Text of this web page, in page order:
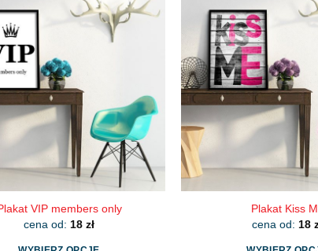
VIP members only
cena od: 18 zł
Plakat Kiss
cena od: 18